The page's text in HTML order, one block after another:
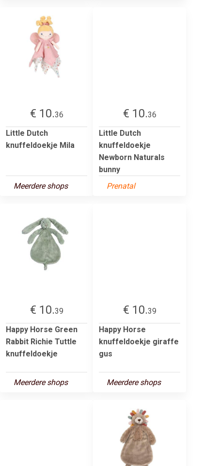
€ 10.36
Little Dutch
knuffeldoekje Mila
Meerdere shops
€ 10.36
Little Dutch
knuffeldoekje
Newborn Naturals
bunny
Prenatal
€ 10.39
Happy Horse Green
Rabbit Richie Tuttle
knuffeldoekje
Meerdere shops
€ 10.39
Happy Horse
knuffeldoekje giraffe
gus
Meerdere shops